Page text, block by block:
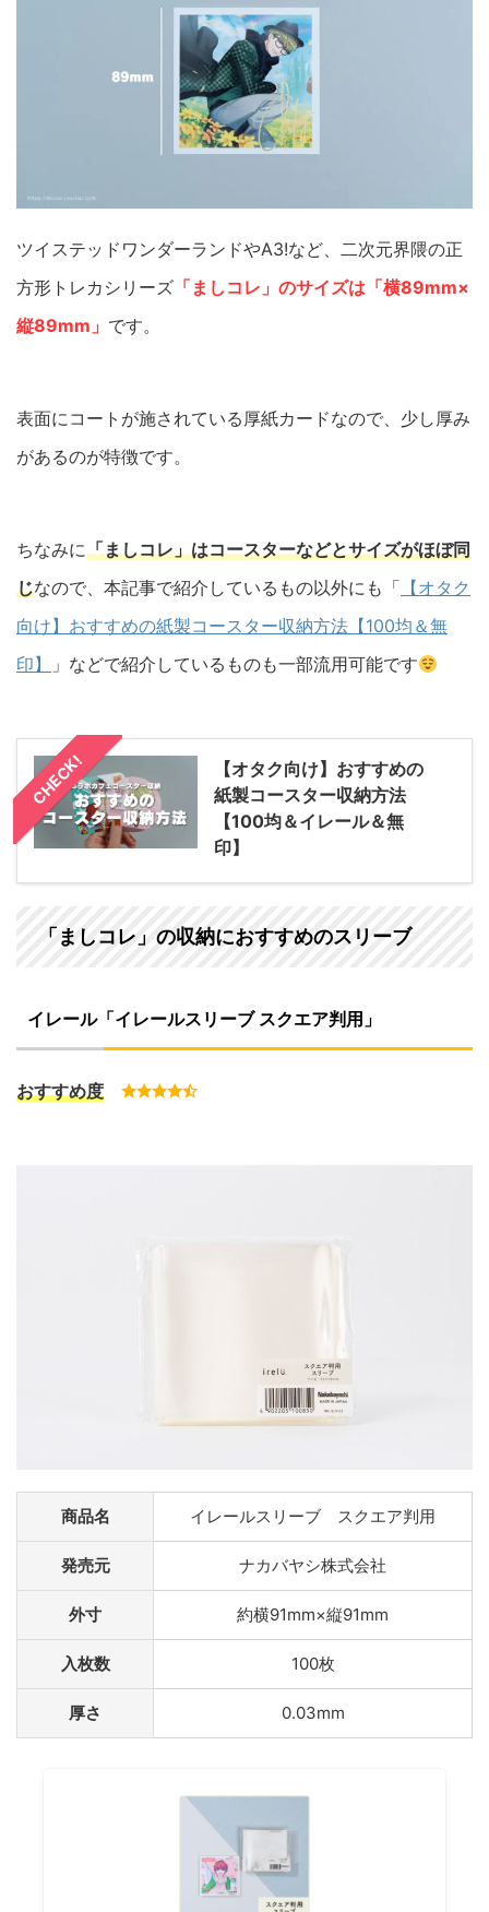
ツイステッドワンダーランドやA3!など、二次元界隈の正
方形トレカシリーズ 「ましコレ」のサイズは「横89mm×
縦89mm」 です。
表面にコートが施されている厚紙カードなので、少し厚み
があるのが特徴です。
ちなみに「ましコレ」はコースターなどとサイズがほぼ同
じなので、本記事で紹介しているもの以外にも「 【オタク
向け】おすすめの紙製コースター収納方法【100均＆無
印】
」などで紹介しているものも一部流用可能です
CHECK!
【オタク向け】おすすめの
紙製コースター収納方法
【100均＆イレール＆無
印】
「ましコレ」の収納におすすめのスリーブ
イレール「イレールスリーブ スクエア判用 」
おすすめ度
商品名 イレールスリーブ スクエア判用
発売元 ナカバヤシ株式会社
外寸 約横91mm×縦91mm
入枚数 100枚
厚さ 0.03mm